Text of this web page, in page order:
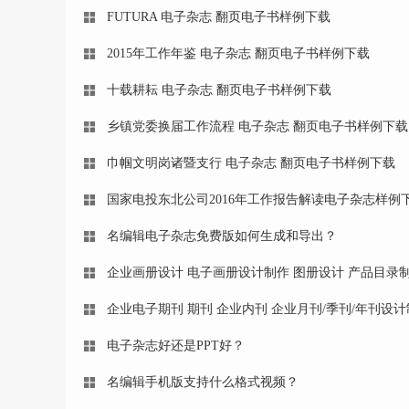
FUTURA 电子杂志 翻页电子书样例下载
2015年工作年鉴 电子杂志 翻页电子书样例下载
十载耕耘 电子杂志 翻页电子书样例下载
乡镇党委换届工作流程 电子杂志 翻页电子书样例下载
巾帼文明岗诸暨支行 电子杂志 翻页电子书样例下载
国家电投东北公司2016年工作报告解读电子杂志样例
名编辑电子杂志免费版如何生成和导出？
企业画册设计 电子画册设计制作 图册设计 产品目录
企业电子期刊 期刊 企业内刊 企业月刊/季刊/年刊设
电子杂志好还是PPT好？
名编辑手机版支持什么格式视频？